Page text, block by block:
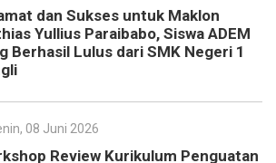
dan Sukses untuk Maklon
Yullius Paraibabo, Siswa ADEM
Berhasil Lulus dari SMK Negeri 1
08 Juni 2026
Review Kurikulum Penguatan